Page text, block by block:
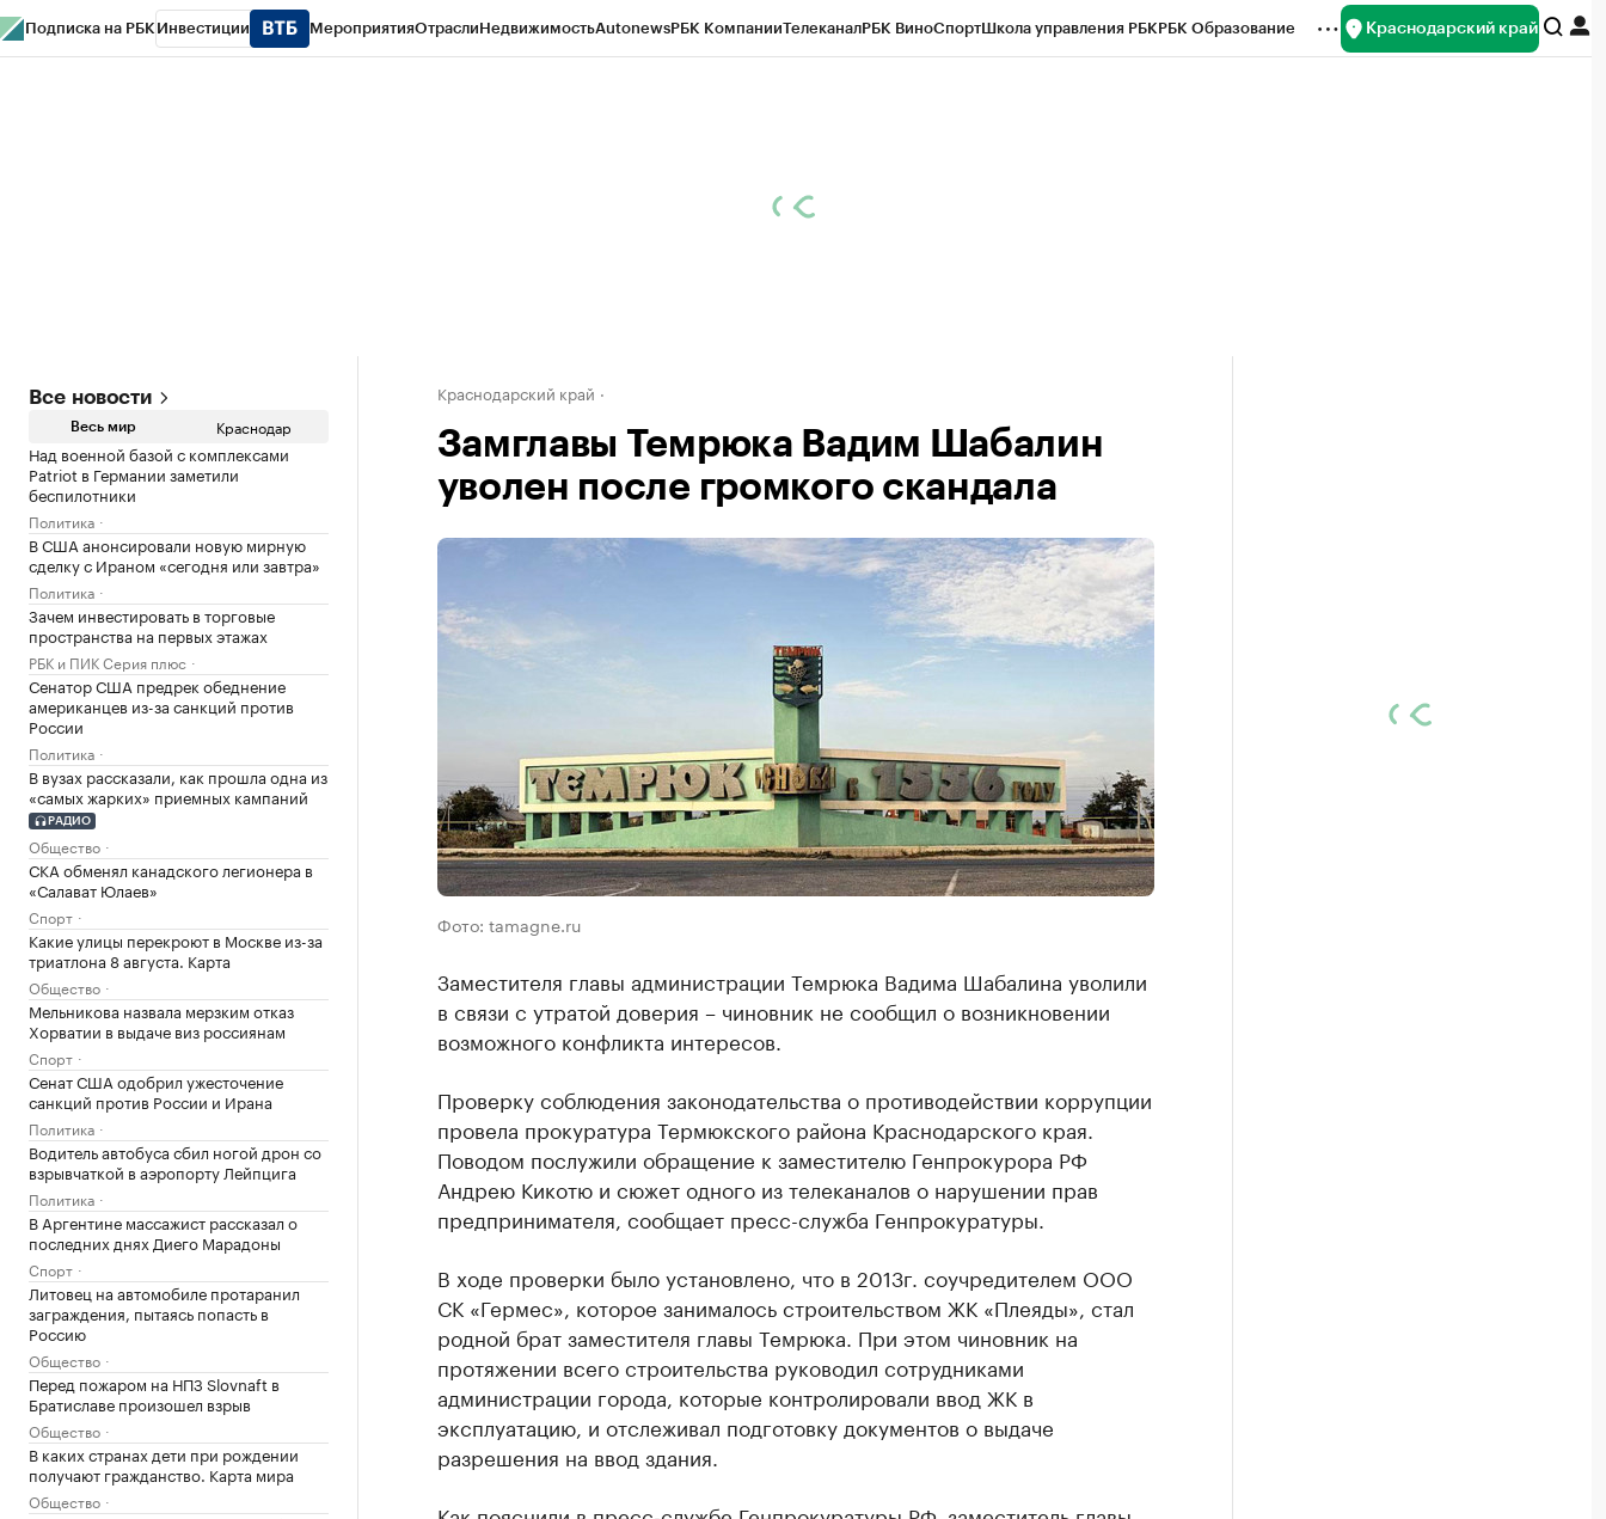
Подписка на РБК Инвестиции МероприятияОтраслиНедвижимостьAutonewsРБК КомпанииТелеканалРБК ВиноСпортШкола управления РБКРБК Образование Краснодарский край
Все новости
Весь мир Краснодар
Над военной базой с комплексами
Patriot в Германии заметили
беспилотники
Политика
В США анонсировали новую мирную
сделку с Ираном «сегодня или завтра»
Политика
Зачем инвестировать в торговые
пространства на первых этажах
РБК и ПИК Серия плюс
Сенатор США предрек обеднение
американцев из-за санкций против
России
Политика
В вузах рассказали, как прошла одна из
«самых жарких» приемных кампаний
РАДИО
Общество
СКА обменял канадского легионера в
«Салават Юлаев»
Спорт
Какие улицы перекроют в Москве из-за
триатлона 8 августа. Карта
Общество
Мельникова назвала мерзким отказ
Хорватии в выдаче виз россиянам
Спорт
Сенат США одобрил ужесточение
санкций против России и Ирана
Политика
Водитель автобуса сбил ногой дрон со
взрывчаткой в аэропорту Лейпцига
Политика
В Аргентине массажист рассказал о
последних днях Диего Марадоны
Спорт
Литовец на автомобиле протаранил
заграждения, пытаясь попасть в
Россию
Общество
Перед пожаром на НПЗ Slovnaft в
Братиславе произошел взрыв
Общество
В каких странах дети при рождении
получают гражданство. Карта мира
Общество
Краснодарский край
Замглавы Темрюка Вадим Шабалин
уволен после громкого скандала
Фото: tamagne.ru
Заместителя главы администрации Темрюка Вадима Шабалина уволили
в связи с утратой доверия – чиновник не сообщил о возникновении
возможного конфликта интересов.
Проверку соблюдения законодательства о противодействии коррупции
провела прокуратура Термюкского района Краснодарского края.
Поводом послужили обращение к заместителю Генпрокурора РФ
Андрею Кикотю и сюжет одного из телеканалов о нарушении прав
предпринимателя, сообщает пресс-служба Генпрокуратуры.
В ходе проверки было установлено, что в 2013г. соучредителем ООО
СК «Гермес», которое занималось строительством ЖК «Плеяды», стал
родной брат заместителя главы Темрюка. При этом чиновник на
протяжении всего строительства руководил сотрудниками
администрации города, которые контролировали ввод ЖК в
эксплуатацию, и отслеживал подготовку документов о выдаче
разрешения на ввод здания.